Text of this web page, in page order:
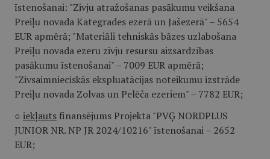
īstenošanai: "Zivju atražošanas pasākumu veikšana
Preiļu novada Kategrades ezerā un Jašezerā" – 5654
EUR apmērā; "Materiāli tehniskās bāzes uzlabošana
Preiļu novada ezeru zivju resursu aizsardzības
pasākumu īstenošanai" – 7009 EUR apmērā;
"Zivsaimnieciskās ekspluatācijas noteikumu izstrāde
Preiļu novada Zolvas un Pelēča ezeriem" – 7782 EUR;
○ iekļautsfinansējums Projekta "PVĢ NORDPLUS
JUNIOR NR. NP JR 2024/10216" īstenošanai – 2652
EUR;